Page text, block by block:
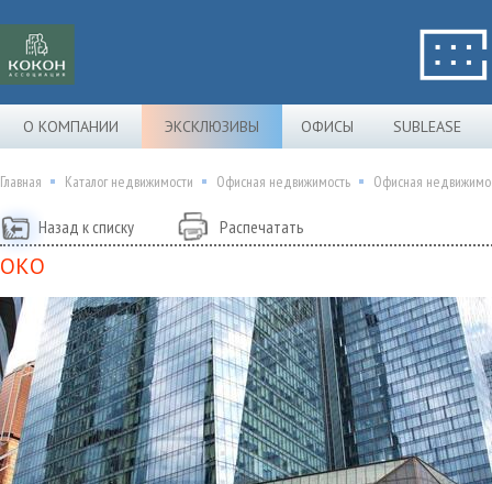
О КОМПАНИИ ЭКСКЛЮЗИВЫ ОФИСЫ SUBLEASE
Главная Каталог недвижимости Офисная недвижимость Офисная
Назад к списку Распечатать
ОКО